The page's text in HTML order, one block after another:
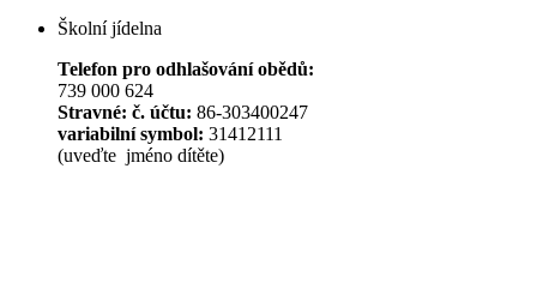
Školní jídelna
Telefon pro odhlašování obědů:
739 000 624
Stravné: č. účtu: 86-303400247
variabilní symbol: 31412111
(uveďte jméno dítěte)